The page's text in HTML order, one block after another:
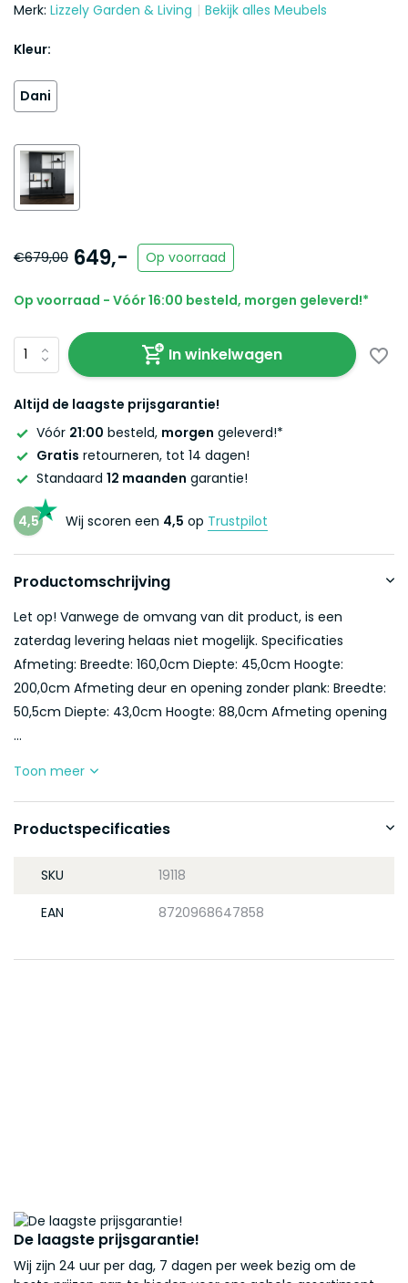
Merk: Lizzely Garden & Living Bekijk alles Meubels
Kleur:
Dani
€679,00 649,- Op voorraad
Op voorraad - Vóór 16:00 besteld, morgen geleverd!*
In winkelwagen
Altijd de laagste prijsgarantie!
Vóór 21:00 besteld, morgen geleverd!*
Gratis retourneren, tot 14 dagen!
Standaard 12 maanden garantie!
4,5 Wij scoren een 4,5 op Trustpilot
Productomschrijving
Let op! Vanwege de omvang van dit product, is een
zaterdag levering helaas niet mogelijk. Specificaties
Afmeting: Breedte: 160,0cm Diepte: 45,0cm Hoogte:
200,0cm Afmeting deur en opening zonder plank: Breedte:
50,5cm Diepte: 43,0cm Hoogte: 88,0cm Afmeting opening
...
Toon meer
Productspecificaties
SKU 19118
EAN 8720968647858
De laagste prijsgarantie!
Wij zijn 24 uur per dag, 7 dagen per week bezig om de